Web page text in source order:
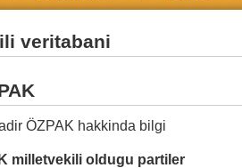
veritabani
ÖZPAK hakkinda bilgi
milletvekili oldugu partiler